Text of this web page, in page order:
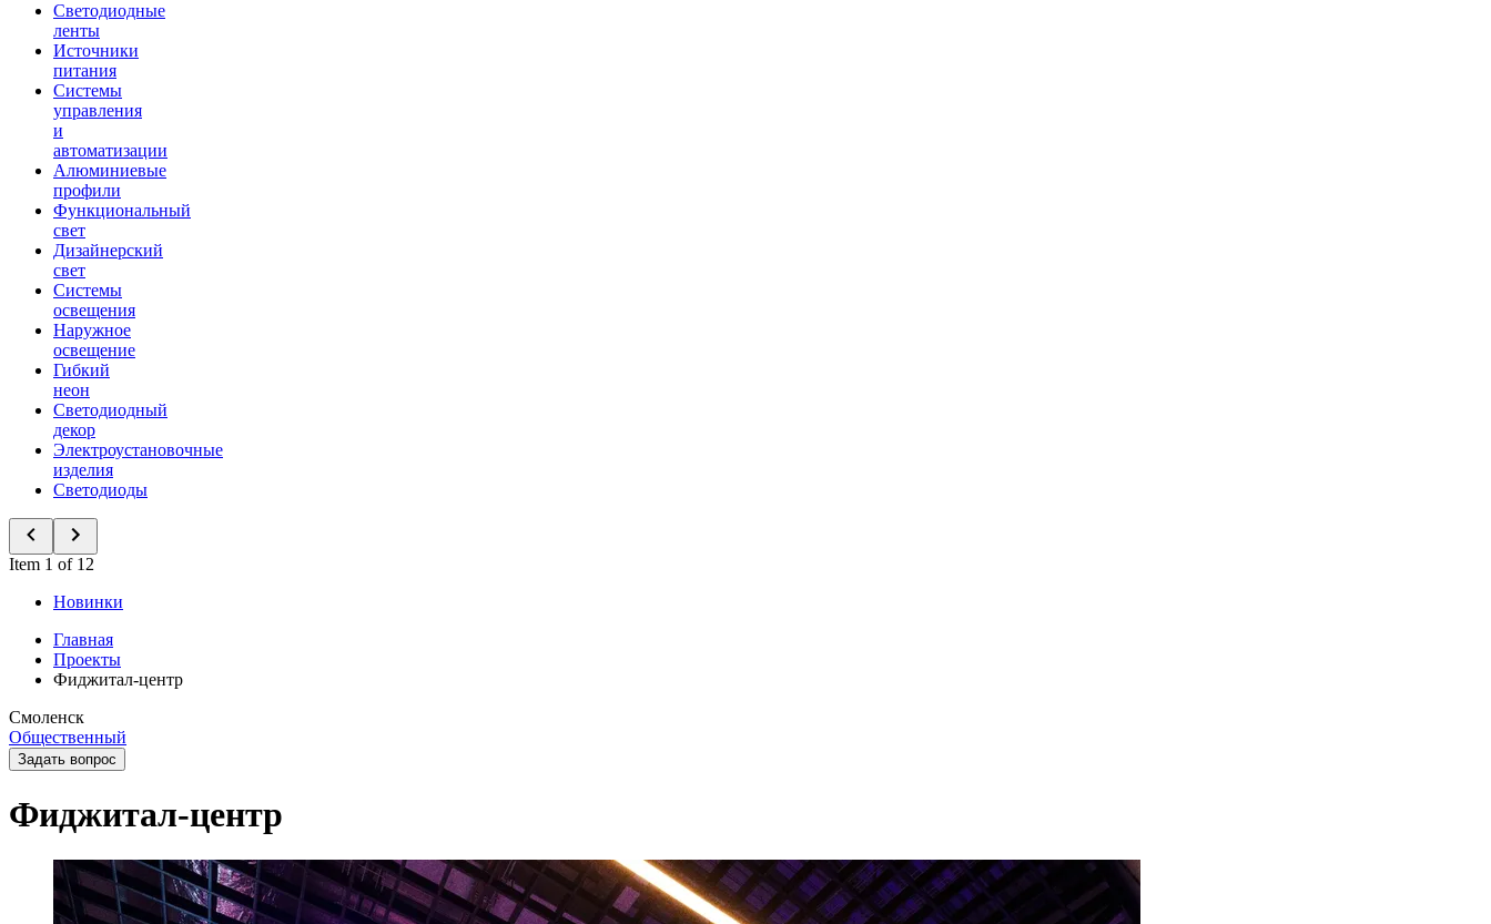
Светодиодные
ленты
Источники
питания
Системы
управления
и
автоматизации
Алюминиевые
профили
Функциональный
свет
Дизайнерский
свет
Системы
освещения
Наружное
освещение
Гибкий
неон
Светодиодный
декор
Электроустановочные
изделия
Светодиоды
Item 1 of 12
Новинки
Главная
Проекты
Фиджитал-центр
Смоленск
Общественный
Задать вопрос
Фиджитал-центр